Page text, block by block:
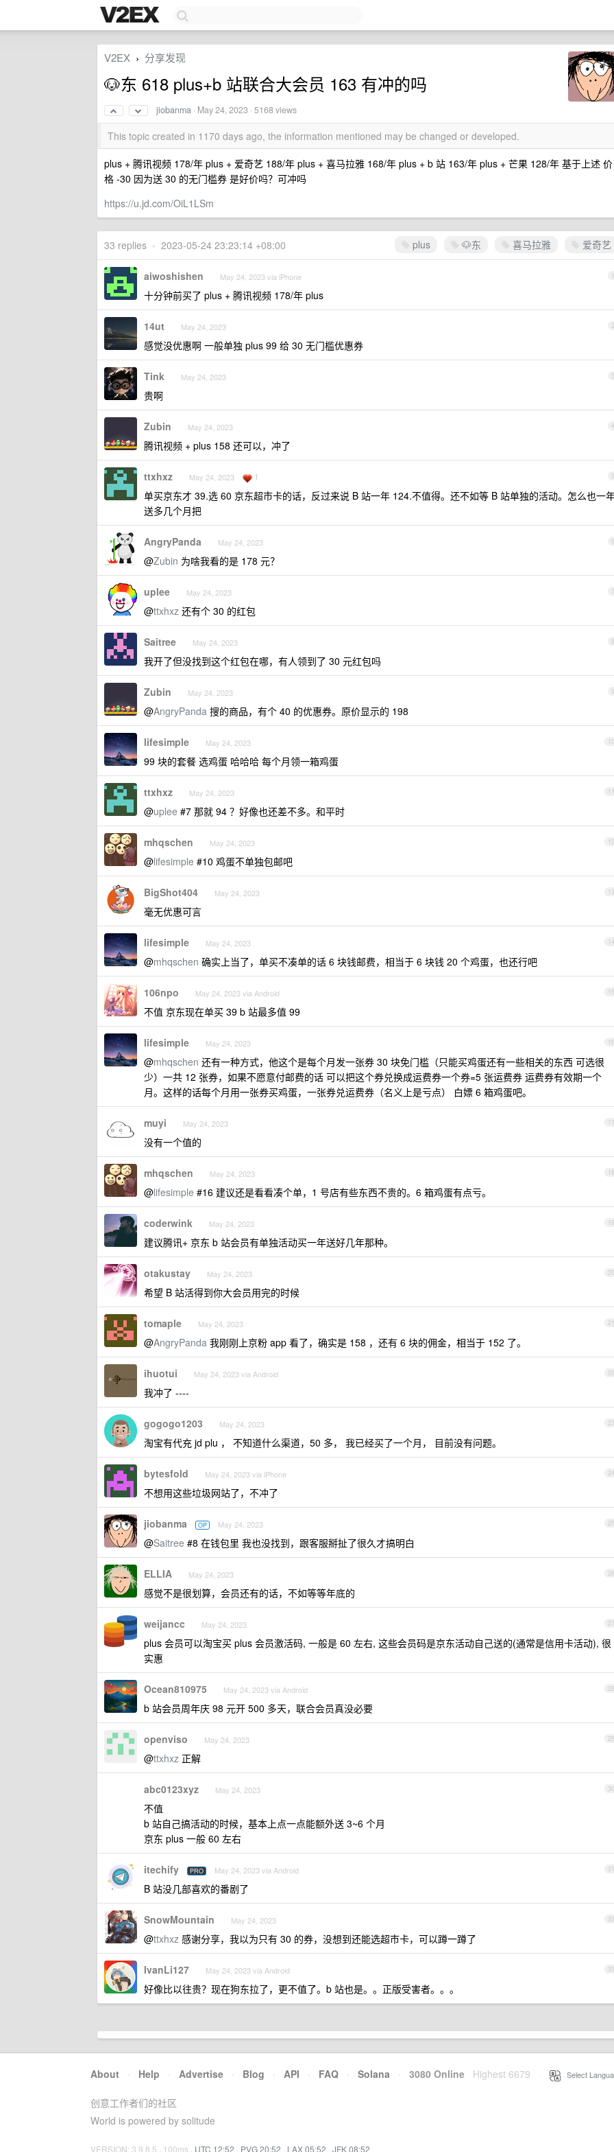
V2EX › 分享发现
🐶东 618 plus+b 站联合大会员 163 有冲的吗
jiobanma · May 24, 2023 · 5168 views
This topic created in 1170 days ago, the information mentioned may be changed or developed.
plus + 腾讯视频 178/年 plus + 爱奇艺 188/年 plus + 喜马拉雅 168/年 plus + b 站 163/年 plus + 芒果 128/年 基于上述 价
格 -30 因为送 30 的无门槛券 是好价吗？可冲吗
https://u.jd.com/OiL1LSm
plus 🐶东 喜马拉雅 爱奇艺
33 replies • 2023-05-24 23:23:14 +08:00
1
aiwoshishen May 24, 2023 via iPhone
十分钟前买了 plus + 腾讯视频 178/年 plus
2
14ut May 24, 2023
感觉没优惠啊 一般单独 plus 99 给 30 无门槛优惠券
3
Tink May 24, 2023
贵啊
4
Zubin May 24, 2023
腾讯视频 + plus 158 还可以，冲了
5
ttxhxz May 24, 2023 1
单买京东才 39.选 60 京东超市卡的话，反过来说 B 站一年 124.不值得。还不如等 B 站单独的活动。怎么也一
送多几个月把
6
AngryPanda May 24, 2023
@Zubin 为啥我看的是 178 元？
7
uplee May 24, 2023
@ttxhxz 还有个 30 的红包
8
Saitree May 24, 2023
我开了但没找到这个红包在哪，有人领到了 30 元红包吗
9
Zubin May 24, 2023
@AngryPanda 搜的商品，有个 40 的优惠券。原价显示的 198
10
lifesimple May 24, 2023
99 块的套餐 选鸡蛋 哈哈哈 每个月领一箱鸡蛋
11
ttxhxz May 24, 2023
@uplee #7 那就 94 ？好像也还差不多。和平时
12
mhqschen May 24, 2023
@lifesimple #10 鸡蛋不单独包邮吧
13
BigShot404 May 24, 2023
毫无优惠可言
14
lifesimple May 24, 2023
@mhqschen 确实上当了，单买不凑单的话 6 块钱邮费，相当于 6 块钱 20 个鸡蛋，也还行吧
15
106npo May 24, 2023 via Android
不值 京东现在单买 39 b 站最多值 99
16
lifesimple May 24, 2023
@mhqschen 还有一种方式，他这个是每个月发一张券 30 块免门槛（只能买鸡蛋还有一些相关的东西 可选很
少）一共 12 张券，如果不愿意付邮费的话 可以把这个券兑换成运费券一个券=5 张运费券 运费券有效期一个
月。这样的话每个月用一张券买鸡蛋，一张券兑运费券（名义上是亏点） 白嫖 6 箱鸡蛋吧。
17
muyi May 24, 2023
没有一个值的
18
mhqschen May 24, 2023
@lifesimple #16 建议还是看看凑个单，1 号店有些东西不贵的。6 箱鸡蛋有点亏。
19
coderwink May 24, 2023
建议腾讯+ 京东 b 站会员有单独活动买一年送好几年那种。
20
otakustay May 24, 2023
希望 B 站活得到你大会员用完的时候
21
tomaple May 24, 2023
@AngryPanda 我刚刚上京粉 app 看了，确实是 158 ，还有 6 块的佣金，相当于 152 了。
22
ihuotui May 24, 2023 via Android
我冲了 ----
23
gogogo1203 May 24, 2023
淘宝有代充 jd plu ， 不知道什么渠道，50 多， 我已经买了一个月， 目前没有问题。
24
bytesfold May 24, 2023 via iPhone
不想用这些垃圾网站了，不冲了
25
jiobanma OP May 24, 2023
@Saitree #8 在钱包里 我也没找到，跟客服掰扯了很久才搞明白
26
ELLIA May 24, 2023
感觉不是很划算，会员还有的话，不如等等年底的
27
weijancc May 24, 2023
plus 会员可以淘宝买 plus 会员激活码, 一般是 60 左右, 这些会员码是京东活动自己送的(通常是信用卡活动), 很
实惠
28
Ocean810975 May 24, 2023 via Android
b 站会员周年庆 98 元开 500 多天，联合会员真没必要
29
openviso May 24, 2023
@ttxhxz 正解
30
abc0123xyz May 24, 2023
不值
b 站自己搞活动的时候，基本上点一点能额外送 3~6 个月
京东 plus 一般 60 左右
31
itechify PRO May 24, 2023 via Android
B 站没几部喜欢的番剧了
32
SnowMountain May 24, 2023
@ttxhxz 感谢分享，我以为只有 30 的券，没想到还能选超市卡，可以蹲一蹲了
33
IvanLi127 May 24, 2023 via Android
好像比以往贵？现在狗东拉了，更不值了。b 站也是。。正版受害者。。。
About · Help · Advertise · Blog · API · FAQ · Solana · 3080 Online Highest 6679 Select
创意工作者们的社区
World is powered by solitude
VERSION: 3.9.8.5 · 100ms · UTC 12:52 · PVG 20:52 · LAX 05:52 · JFK 08:52